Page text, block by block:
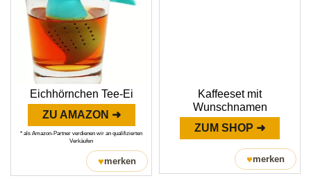
Eichhörnchen Tee-Ei
ZU AMAZON ➜
* als Amazon-Partner verdienen wir an qualifizierten
Verkäufen
♥merken
Kaffeeset mit
Wunschnamen
ZUM SHOP ➜
♥merken